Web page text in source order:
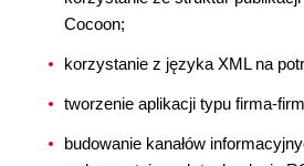
Cocoon;
korzystanie z języka XML na
tworzenie aplikacji typu firma-
budowanie kanałów